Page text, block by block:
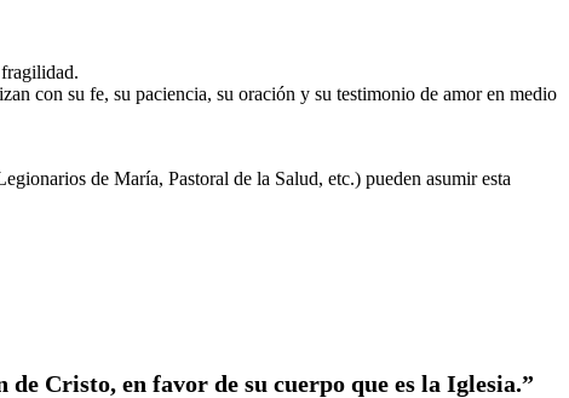
con su fe, su paciencia, su oración y su testimonio de amor en medio
de María, Pastoral de la Salud, etc.) pueden asumir esta
Cristo, en favor de su cuerpo que es la Iglesia.”